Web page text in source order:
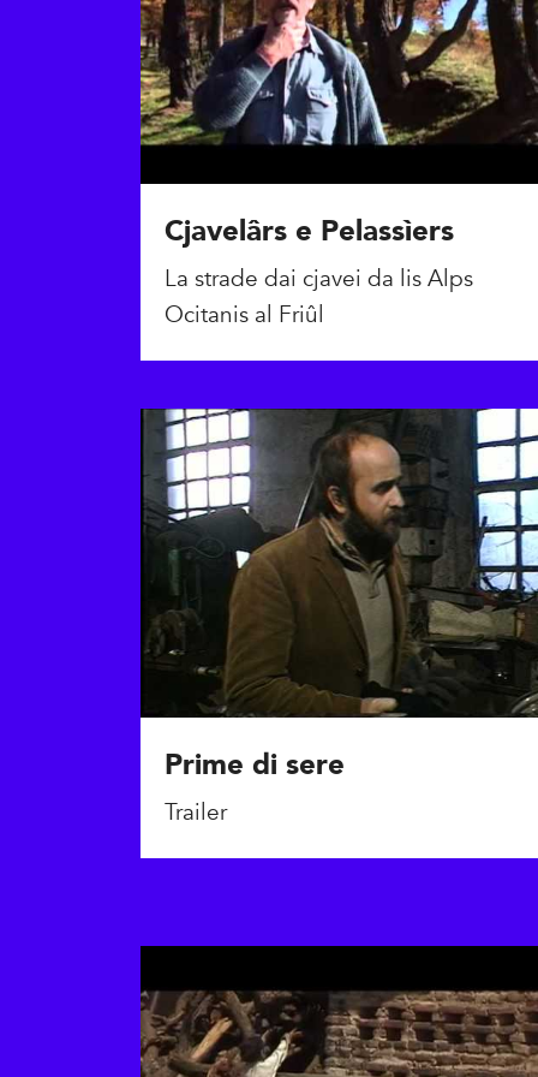
Cjavelârs e Pelassìers
La strade dai cjavei da lis Alps
Ocitanis al Friûl
Prime di sere
Trailer